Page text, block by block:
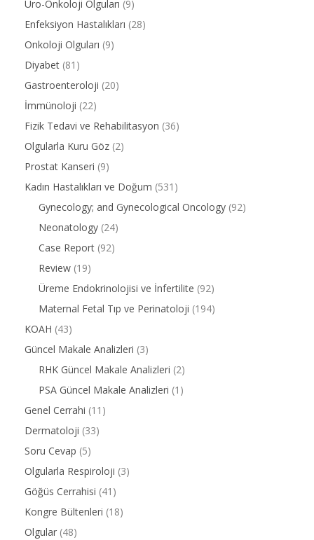
Üro-Onkoloji Olguları (9)
Enfeksiyon Hastalıkları (28)
Onkoloji Olguları (9)
Diyabet (81)
Gastroenteroloji (20)
İmmünoloji (22)
Fizik Tedavi ve Rehabilitasyon (36)
Olgularla Kuru Göz (2)
Prostat Kanseri (9)
Kadın Hastalıkları ve Doğum (531)
Gynecology; and Gynecological Oncology (92)
Neonatology (24)
Case Report (92)
Review (19)
Üreme Endokrinolojisi ve İnfertilite (92)
Maternal Fetal Tıp ve Perinatoloji (194)
KOAH (43)
Güncel Makale Analizleri (3)
RHK Güncel Makale Analizleri (2)
PSA Güncel Makale Analizleri (1)
Genel Cerrahi (11)
Dermatoloji (33)
Soru Cevap (5)
Olgularla Respiroloji (3)
Göğüs Cerrahisi (41)
Kongre Bültenleri (18)
Olgular (48)